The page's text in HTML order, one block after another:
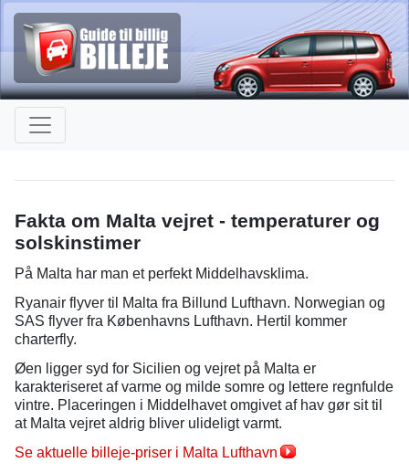
Fakta om Malta vejret - temperaturer og
solskinstimer
På Malta har man et perfekt Middelhavsklima.
Ryanair flyver til Malta fra Billund Lufthavn. Norwegian og
SAS flyver fra Københavns Lufthavn. Hertil kommer
charterfly.
Øen ligger syd for Sicilien og vejret på Malta er
karakteriseret af varme og milde somre og lettere regnfulde
vintre. Placeringen i Middelhavet omgivet af hav gør sit til
at Malta vejret aldrig bliver ulideligt varmt.
Se aktuelle billeje-priser i Malta Lufthavn